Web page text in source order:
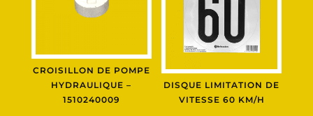
CROISILLON DE POMPE
HYDRAULIQUE –
1510240009
DISQUE LIMITATION DE
VITESSE 60 KM/H